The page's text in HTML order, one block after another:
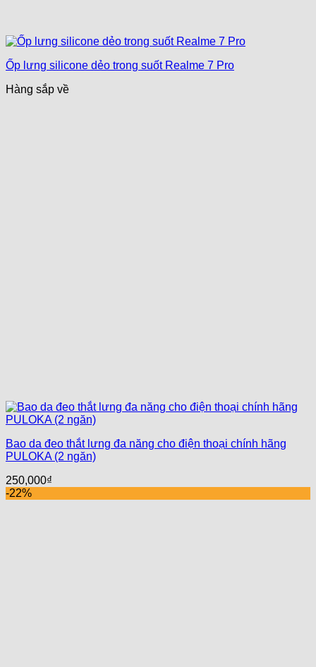
Ốp lưng silicone dẻo trong suốt Realme 7 Pro
Hàng sắp về
Bao da đeo thắt lưng đa năng cho điện thoại chính hãng
PULOKA (2 ngăn)
250,000₫
-22%